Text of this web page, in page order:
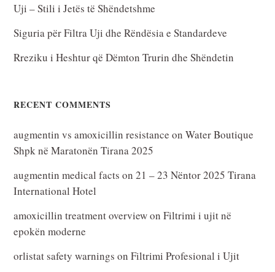
Uji – Stili i Jetës të Shëndetshme
Siguria për Filtra Uji dhe Rëndësia e Standardeve
Rreziku i Heshtur që Dëmton Trurin dhe Shëndetin
RECENT COMMENTS
augmentin vs amoxicillin resistance onWater Boutique
Shpk në Maratonën Tirana 2025
augmentin medical facts on21 – 23 Nëntor 2025 Tirana
International Hotel
amoxicillin treatment overviewonFiltrimi i ujit në
epokën moderne
orlistat safety warnings onFiltrimi Profesional i Ujit